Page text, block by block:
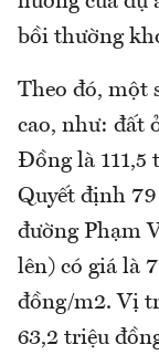
bồi thường
Theo đó, một
cao, như: đất
Đồng là 111,5
Quyết định
đường Phạm
lên) có giá là
đồng/m2. Vị
63,2 triệu